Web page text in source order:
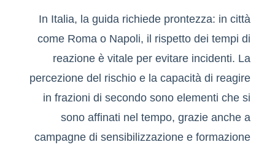
In Italia, la guida richiede prontezza: in città
come Roma o Napoli, il rispetto dei tempi di
reazione è vitale per evitare incidenti. La
percezione del rischio e la capacità di reagire
in frazioni di secondo sono elementi che si
sono affinati nel tempo, grazie anche a
campagne di sensibilizzazione e formazione